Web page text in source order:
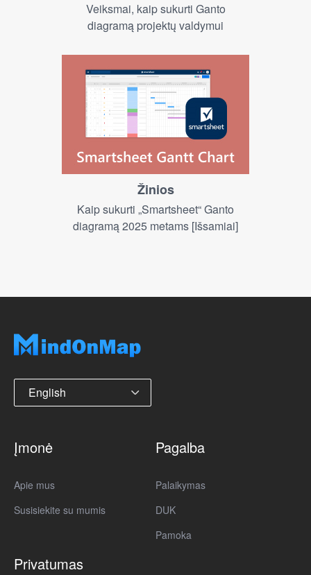
Veiksmai, kaip sukurti Ganto
diagramą projektų valdymui
Žinios
Kaip sukurti „Smartsheet“ Ganto
diagramą 2025 metams [Išsamiai]
English
Įmonė
Apie mus
Susisiekite su mumis
Pagalba
Palaikymas
DUK
Pamoka
Privatumas